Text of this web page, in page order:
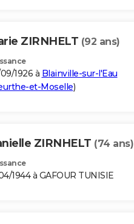
ZIRNHELT (92 ans)
1926 à Blainville-sur-l'Eau
et-Moselle)
ZIRNHELT (74 ans)
1944 à GAFOUR TUNISIE